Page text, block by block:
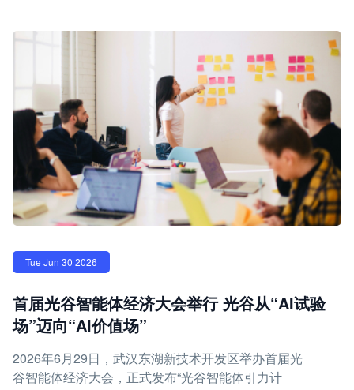
Tue Jun 30 2026
首届光谷智能体经济大会举行 光谷从“AI试验
场”迈向“AI价值场”
2026年6月29日，武汉东湖新技术开发区举办首届光
谷智能体经济大会，正式发布“光谷智能体引力计